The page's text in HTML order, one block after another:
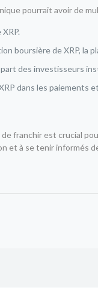
pourrait avoir de
boursière de XRP, la
part des investisseurs
dans les paiements
franchir est crucial
et à se tenir informés